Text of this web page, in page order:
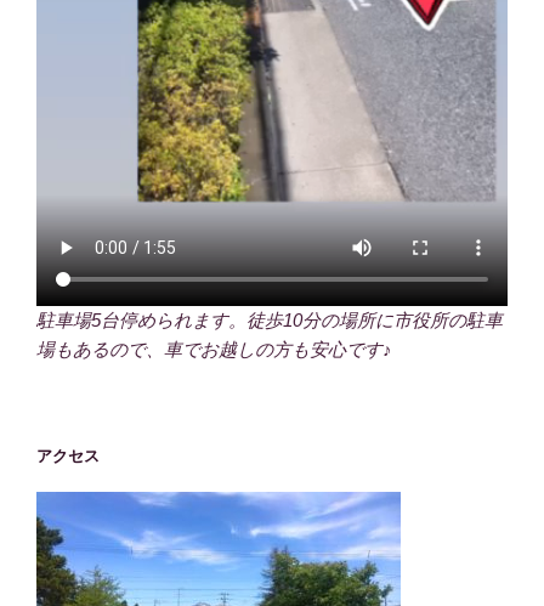
駐車場5台停められます。徒歩10分の場所に市役所の駐車
場もあるので、車でお越しの方も安心です♪
アクセス